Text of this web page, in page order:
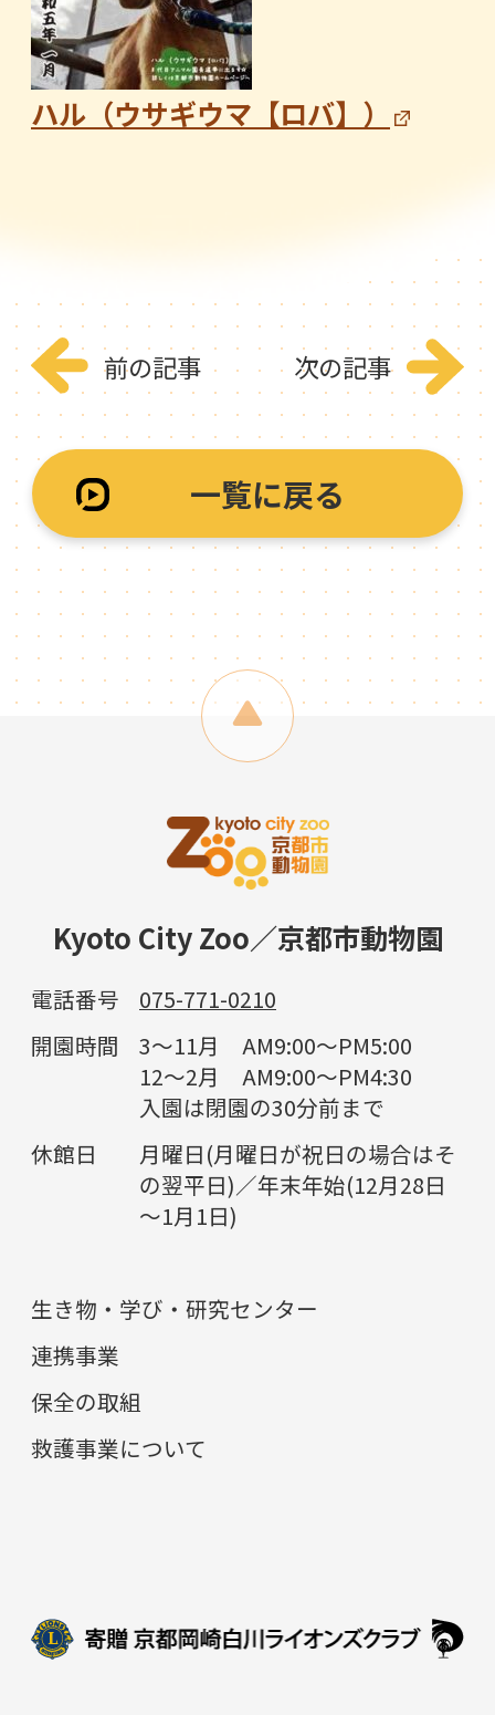
ハル（ウサギウマ【ロバ】）
前の記事
一覧に戻る
次の記事
Kyoto City Zoo／京都市動物園
電話番号
075-771-0210
開園時間
3～11月 AM9:00～PM5:00
12～2月 AM9:00～PM4:30
入園は閉園の30分前まで
休館日
月曜日(月曜日が祝日の場合はそ
の翌平日)／年末年始(12月28日
～1月1日)
生き物・学び・研究センター
連携事業
保全の取組
救護事業について